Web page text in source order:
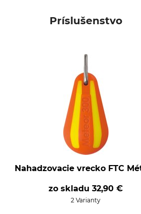
Príslušenstvo
Nahadzovacie vrecko FTC
zo skladu32,90 €
2 Varianty